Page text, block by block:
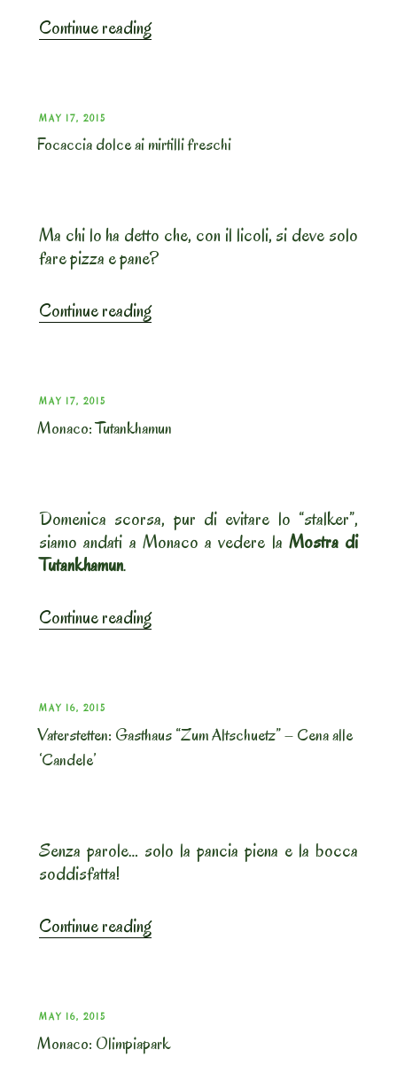
Continue reading“Francia.
POSTED
ON
MAY 17, 2015
Focaccia dolce ai mirtilli freschi
Ma chi lo ha detto che, con il licoli, si deve solo
fare pizza e pane?
Continue reading“Focaccia
POSTED
ON
MAY 17, 2015
Monaco: Tutankhamun
Domenica scorsa, pur di evitare lo “stalker”,
siamo andati a Monaco a vedere la Mostra di
Tutankhamun.
Continue reading“Monaco:
POSTED
ON
MAY 16, 2015
Vaterstetten: Gasthaus “Zum Altschuetz” – Cena alle
‘Candele’
Senza parole… solo la pancia piena e la bocca
soddisfatta!
Continue reading“Vaterstetten:
Cena
POSTED
ON
MAY 16, 2015
Monaco: Olimpiapark